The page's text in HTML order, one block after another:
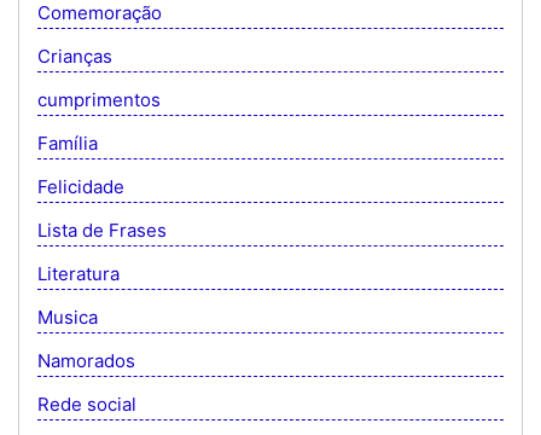
Comemoração
Crianças
cumprimentos
Família
Felicidade
Lista de Frases
Literatura
Musica
Namorados
Rede social